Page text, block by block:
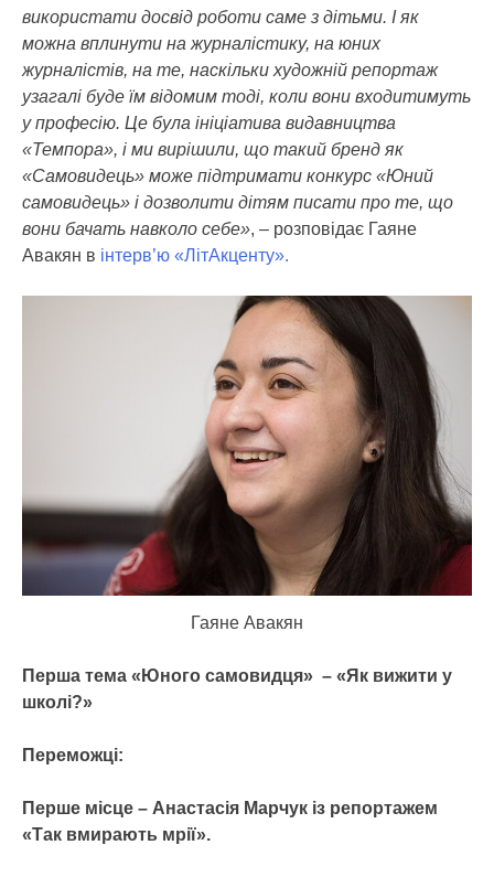
використати досвід роботи саме з дітьми. І як
можна вплинути на журналістику, на юних
журналістів, на те, наскільки художній репортаж
узагалі буде їм відомим тоді, коли вони входитимуть
у професію. Це була ініціатива видавництва
«Темпора», і ми вирішили, що такий бренд як
«Самовидець» може підтримати конкурс «Юний
самовидець» і дозволити дітям писати про те, що
вони бачать навколо себе», – розповідає Гаяне
Авакян в інтерв’ю «ЛітАкценту».
Гаяне Авакян
Перша тема «Юного самовидця» – «Як вижити у
школі?»
Переможці:
Перше місце – Анастасія Марчук із репортажем
«Так вмирають мрії».